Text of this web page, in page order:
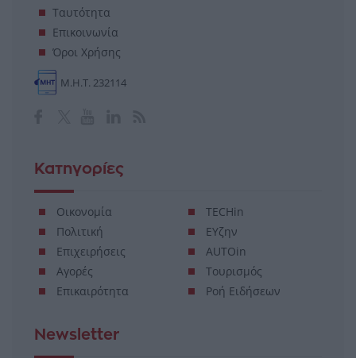
Ταυτότητα
Επικοινωνία
Όροι Χρήσης
Μ.Η.Τ. 232114
Κατηγορίες
Οικονομία
Πολιτική
Επιχειρήσεις
Αγορές
Επικαιρότητα
TECHin
ΕΥζην
AUTOin
Τουρισμός
Ροή Ειδήσεων
Newsletter